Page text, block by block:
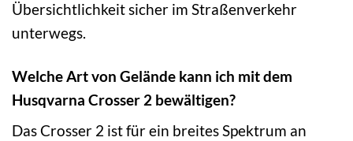
Übersichtlichkeit sicher im Straßenverkehr
unterwegs.
Welche Art von Gelände kann ich mit dem
Husqvarna Crosser 2 bewältigen?
Das Crosser 2 ist für ein breites Spektrum an